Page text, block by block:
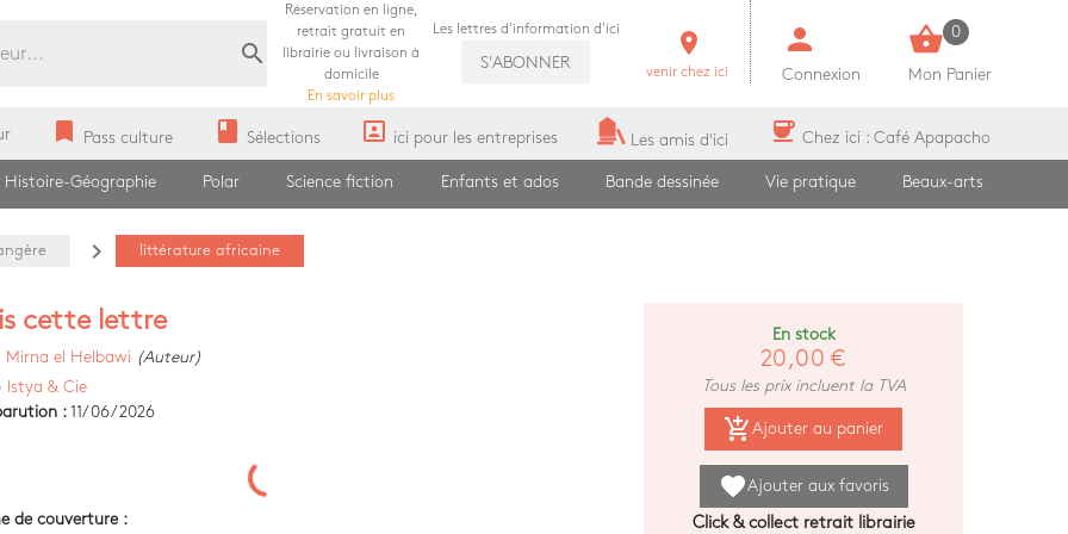
search
Réservation en ligne,
retrait gratuit en
librairie ou livraison à
domicile
En savoir plus
Les lettres d'information d'ici
S'ABONNER
room
venir chez ici
person
Connexion
shopping_basket 0
Mon Panier
bookmark Pass culture book Sélections portrait ici pour les entreprises Les amis d'ici coffee Chez ici : Café Apapacho
Histoire-Géographie Polar Science fiction Enfants et ados Bande dessinée Vie pratique Beaux-arts
navigate_next littérature africaine
cette lettre
Mirna el Helbawi (Auteur)
Istya & Cie
: 11/06/2026
de couverture :
En stock
20,00 €
Tous les prix incluent la TVA
add_shopping_cart Ajouter au panier
favoriteAjouter aux favoris
Click & collect retrait librairie